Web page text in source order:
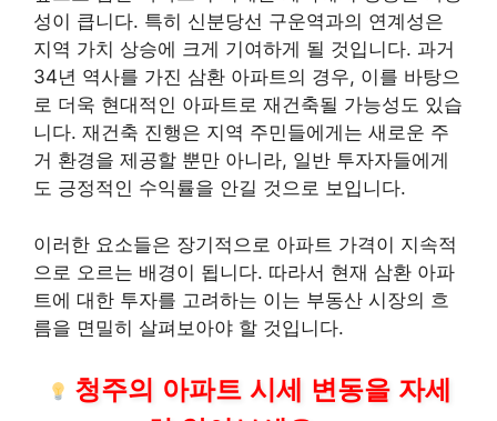
성이 큽니다. 특히 신분당선 구운역과의 연계성은
지역 가치 상승에 크게 기여하게 될 것입니다. 과거
34년 역사를 가진 삼환 아파트의 경우, 이를 바탕으
로 더욱 현대적인 아파트로 재건축될 가능성도 있습
니다. 재건축 진행은 지역 주민들에게는 새로운 주
거 환경을 제공할 뿐만 아니라, 일반 투자자들에게
도 긍정적인 수익률을 안길 것으로 보입니다.
이러한 요소들은 장기적으로 아파트 가격이 지속적
으로 오르는 배경이 됩니다. 따라서 현재 삼환 아파
트에 대한 투자를 고려하는 이는 부동산 시장의 흐
름을 면밀히 살펴보아야 할 것입니다.
청주의 아파트 시세 변동을 자세